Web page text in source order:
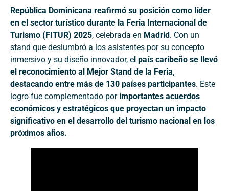
República Dominicana reafirmó su posición como líder
en el sector turístico durante la Feria Internacional de
Turismo (FITUR) 2025, celebrada en Madrid. Con un
stand que deslumbró a los asistentes por su concepto
inmersivo y su diseño innovador, el país caribeño se llevó
el reconocimiento al Mejor Stand de la Feria,
destacando entre más de 130 países participantes. Este
logro fue complementado porimportantes acuerdos
económicos y estratégicos que proyectan un impacto
significativo en el desarrollo del turismo nacional en los
próximos años.